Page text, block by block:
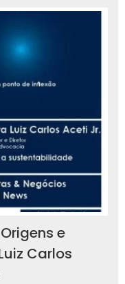
e
Carlos